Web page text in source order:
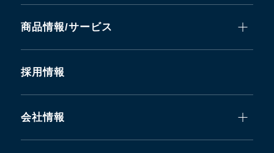
商品情報/サービス
採用情報
会社情報